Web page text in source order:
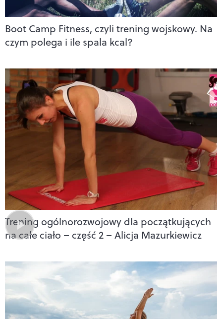
Boot Camp Fitness, czyli trening wojskowy. Na
czym polega i ile spala kcal?
Trening ogólnorozwojowy dla początkujących
na całe ciało – część 2 – Alicja Mazurkiewicz